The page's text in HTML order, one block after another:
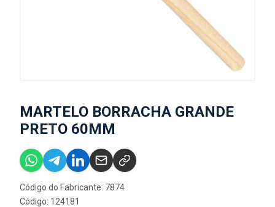
MARTELO BORRACHA GRANDE
PRETO 60MM
Código do Fabricante: 7874
Código: 124181